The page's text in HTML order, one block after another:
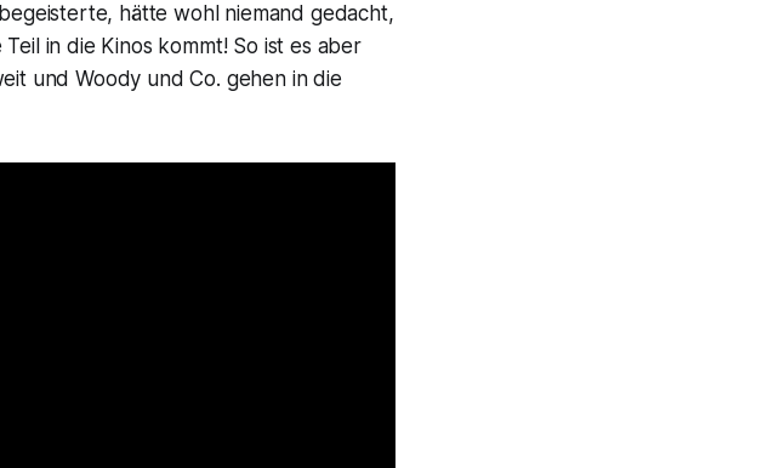
hätte wohl niemand gedacht,
in die Kinos kommt! So ist es aber
und Woody und Co. gehen in die